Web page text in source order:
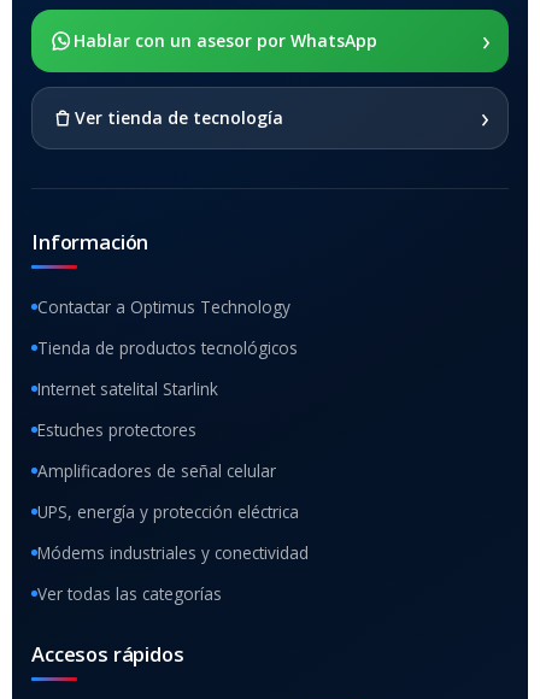
SOPORTE DE APOYO
Hablar con un asesor por WhatsApp ›
Ver tienda de tecnología ›
Información
Contactar a Optimus Technology
Tienda de productos tecnológicos
Internet satelital Starlink
Estuches protectores
Amplificadores de señal celular
UPS, energía y protección eléctrica
Módems industriales y conectividad
Ver todas las categorías
Accesos rápidos